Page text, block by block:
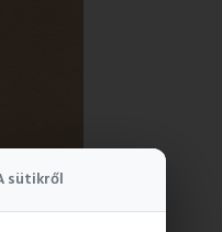
sütikről